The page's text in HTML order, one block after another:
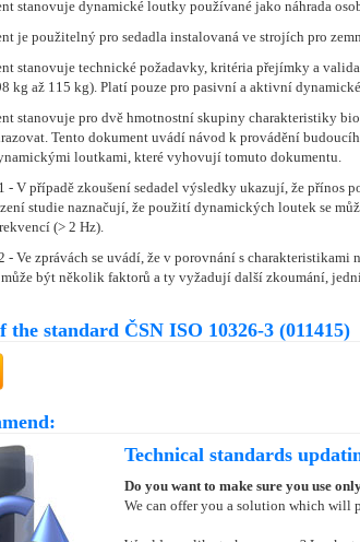
stanovuje dynamické loutky používané jako náhrada
je použitelný pro sedadla instalovaná ve strojích pro
stanovuje technické požadavky, kritéria přejímky a
kg až 115 kg). Platí pouze pro pasivní a aktivní
stanovuje pro dvě hmotnostní skupiny charakteristiky
Tento dokument uvádí návod k provádění
loutkami, které vyhovují tomuto dokumentu.
- V případě zkoušení sedadel výsledky ukazují, že přínos
studie naznačují, že použití dynamických loutek se
(> 2 Hz).
- Ve zprávách se uvádí, že v porovnání s
být několik faktorů a ty vyžadují další zkoumání,
the standard ČSN ISO 10326-3 (011415)
Technical standards
Do you want to make sure you use
We can offer you a solution which will